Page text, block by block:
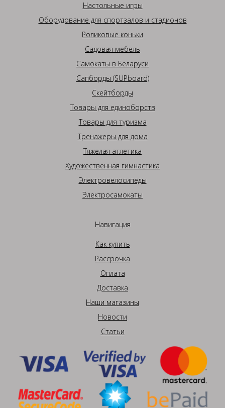
Настольные игры
Оборудование для спортзалов и стадионов
Роликовые коньки
Садовая мебель
Самокаты в Беларуси
Сапборды (SUPboard)
Скейтборды
Товары для единоборств
Товары для туризма
Тренажеры для дома
Тяжелая атлетика
Художественная гимнастика
Электровелосипеды
Электросамокаты
Навигация
Как купить
Рассрочка
Оплата
Доставка
Наши магазины
Новости
Статьи